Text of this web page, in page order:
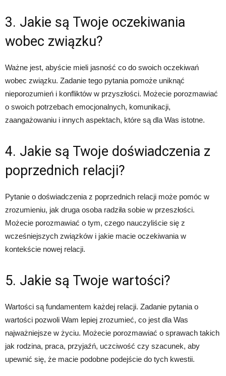
3. Jakie są Twoje oczekiwania
wobec związku?
Ważne jest, abyście mieli jasność co do swoich oczekiwań
wobec związku. Zadanie tego pytania pomoże uniknąć
nieporozumień i konfliktów w przyszłości. Możecie porozmawiać
o swoich potrzebach emocjonalnych, komunikacji,
zaangażowaniu i innych aspektach, które są dla Was istotne.
4. Jakie są Twoje doświadczenia z
poprzednich relacji?
Pytanie o doświadczenia z poprzednich relacji może pomóc w
zrozumieniu, jak druga osoba radziła sobie w przeszłości.
Możecie porozmawiać o tym, czego nauczyliście się z
wcześniejszych związków i jakie macie oczekiwania w
kontekście nowej relacji.
5. Jakie są Twoje wartości?
Wartości są fundamentem każdej relacji. Zadanie pytania o
wartości pozwoli Wam lepiej zrozumieć, co jest dla Was
najważniejsze w życiu. Możecie porozmawiać o sprawach takich
jak rodzina, praca, przyjaźń, uczciwość czy szacunek, aby
upewnić się, że macie podobne podejście do tych kwestii.